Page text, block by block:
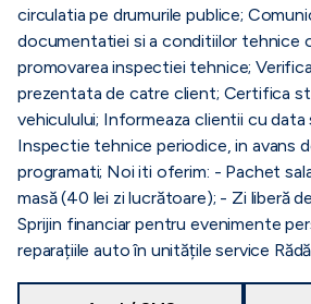
circulatia pe drumurile publice;
documentatiei si a conditiilor tehnice
promovarea inspectiei tehnice;
prezentata de catre client; Certifica
vehiculului; Informeaza clientii cu data
Inspectie tehnice periodice, in avans
programati; Noi iti oferim: - Pachet
masă (40 lei zi lucrătoare); - Zi liberă
Sprijin financiar pentru evenimente
reparațiile auto în unitățile service